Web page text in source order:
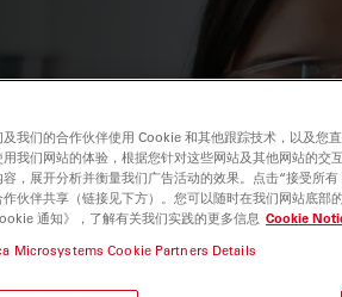
关于先进显微镜、成像技术、电
主题包括细胞生物学、神经科学
精进显微镜在各个科学领域实际
和推进研究进展来赋能您的工作。
及我们的合作伙伴使用 Cookie 和其他跟踪技术，以及您
用我们网站的体验，根据您针对这些网站及其他网站的
容，展开分析并衡量我们广告活动的效果。点击“接受所
作伙伴共享（链接见下方）。您可以随时在我们网站底部
通知》，了解有关我们实践的更多信息 Cookie
Microsystems Cookie Partners Details